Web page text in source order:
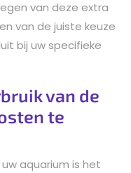
van deze extra
van de juiste keuze
bij uw specifieke
van de
te
aquarium is het